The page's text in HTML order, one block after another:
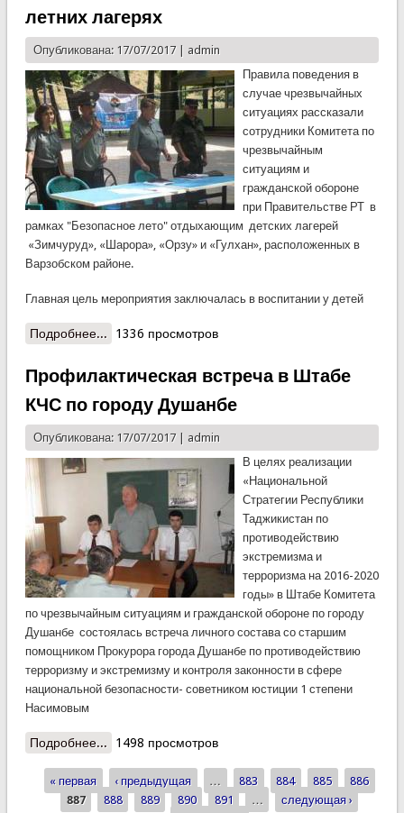
летних лагерях
Опубликована: 17/07/2017 | admin
Правила поведения в
случае чрезвычайных
ситуациях рассказали
сотрудники Комитета по
чрезвычайным
ситуациям и
гражданской обороне
при Правительстве РТ в
рамках "Безопасное лето" отдыхающим детских лагерей
«Зимчуруд», «Шарора», «Орзу» и «Гулхан», расположенных в
Варзобском районе.
Главная цель мероприятия заключалась в воспитании у детей
Подробнее... о Сотрудники КЧС провели ряд встреч в летних
1336 просмотров
Профилактическая встреча в Штабе
КЧС по городу Душанбе
Опубликована: 17/07/2017 | admin
В целях реализации
«Национальной
Стратегии Республики
Таджикистан по
противодействию
экстремизма и
терроризма на 2016-2020
годы» в Штабе Комитета
по чрезвычайным ситуациям и гражданской обороне по городу
Душанбе состоялась встреча личного состава со старшим
помощником Прокурора города Душанбе по противодействию
терроризму и экстремизму и контроля законности в сфере
национальной безопасности- советником юстиции 1 степени
Насимовым
Подробнее... о Профилактическая встреча в Штабе КЧС по
1498 просмотров
Страницы
« первая ‹ предыдущая … 883 884 885
886
887
888 889 890 891 …
следующая ›